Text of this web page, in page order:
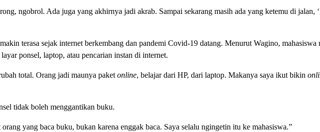
ngobrol. Ada juga yang akhirnya jadi akrab. Sampai sekarang masih ada yang ketemu di jalan,
terasa sejak internet berkembang dan pandemi Covid-19 datang. Menurut Wagino, mahasiswa
ponsel, laptop, atau pencarian instan di internet.
total. Orang jadi maunya paket online, belajar dari HP, dari laptop. Makanya saya ikut bikin
tidak boleh menggantikan buku.
yang baca buku, bukan karena enggak baca. Saya selalu ngingetin itu ke mahasiswa.”